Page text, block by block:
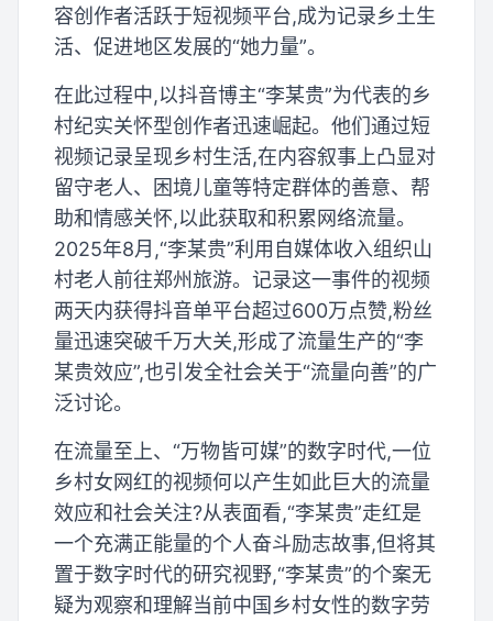
容创作者活跃于短视频平台,成为记录乡土生
活、促进地区发展的“她力量”。
在此过程中,以抖音博主“李某贵”为代表的乡
村纪实关怀型创作者迅速崛起。他们通过短
视频记录呈现乡村生活,在内容叙事上凸显对
留守老人、困境儿童等特定群体的善意、帮
助和情感关怀,以此获取和积累网络流量。
2025年8月,“李某贵”利用自媒体收入组织山
村老人前往郑州旅游。记录这一事件的视频
两天内获得抖音单平台超过600万点赞,粉丝
量迅速突破千万大关,形成了流量生产的“李
某贵效应”,也引发全社会关于“流量向善”的广
泛讨论。
在流量至上、“万物皆可媒”的数字时代,一位
乡村女网红的视频何以产生如此巨大的流量
效应和社会关注?从表面看,“李某贵”走红是
一个充满正能量的个人奋斗励志故事,但将其
置于数字时代的研究视野,“李某贵”的个案无
疑为观察和理解当前中国乡村女性的数字劳